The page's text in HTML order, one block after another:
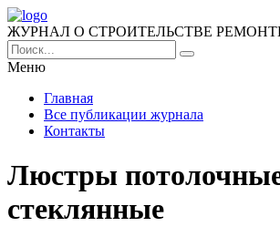
ЖУРНАЛ О СТРОИТЕЛЬСТВЕ
Меню
Главная
Все публикации журнала
Контакты
Люстры
стеклянные